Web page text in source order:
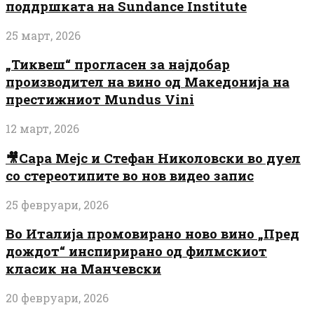
поддршката на Sundance Institute
25 март, 2026
„Тиквеш“ прогласен за најдобар
производител на вино од Македонија на
престижниот Mundus Vini
12 март, 2026
🎥Сара Мејс и Стефан Николовски во дуел
со стереотипите во нов видео запис
25 февруари, 2026
Во Италија промовирано ново вино „Пред
дождот“ инспирирано од филмскиот
класик на Манчевски
20 февруари, 2026